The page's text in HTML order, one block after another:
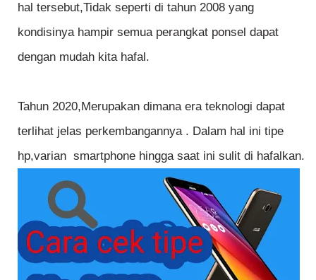
hal tersebut,Tidak seperti di tahun 2008 yang
kondisinya hampir semua perangkat ponsel dapat
dengan mudah kita hafal.
Tahun 2020,Merupakan dimana era teknologi dapat
terlihat jelas perkembangannya . Dalam hal ini tipe
hp,varian smartphone hingga saat ini sulit di hafalkan.